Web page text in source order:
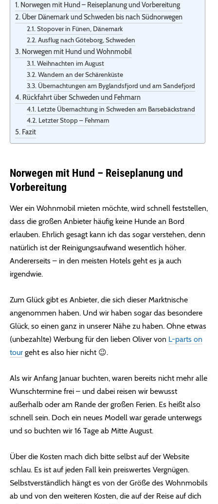
Norwegen mit Hund – Reiseplanung und Vorbereitung
Über Dänemark und Schweden bis nach Südnorwegen
Stopover in Fünen, Dänemark
Ausflug nach Göteborg, Schweden
Norwegen mit Hund und Wohnmobil
Weihnachten im August
Wandern an der Schärenküste
Übernachtungen am Byglandsfjord und am Sandefjord
Rückfahrt über Schweden und Fehmarn
Letzte Übernachtung in Schweden am Barsebäckstrand
Letzter Stopp – Fehmarn
Fazit
Norwegen mit Hund – Reiseplanung und
Vorbereitung
Wer ein Wohnmobil mieten möchte, wird schnell feststellen,
dass die großen Anbieter häufig keine Hunde an Bord
erlauben. Ehrlich gesagt kann ich das sogar verstehen, denn
natürlich ist der Reinigungsaufwand wesentlich höher.
Andererseits – in den meisten Hotels geht es ja auch
irgendwie.
Zum Glück gibt es Anbieter, die sich dieser Marktnische
angenommen haben. Und wir haben sogar das besondere
Glück, so einen ganz in unserer Nähe zu haben. Ohne etwas
(unbezahlte) Werbung für den lieben Oliver von L-parts on
tour geht es also hier nicht 😉.
Als wir Anfang Januar buchten, waren bereits nicht mehr alle
Wunschtermine frei – und dabei reisen wir bewusst
außerhalb oder am Rande der großen Ferien. Es heißt also
schnell sein. Doch ein neues Modell war gerade unterwegs
und so buchten wir 16 Tage ab Mitte August.
Über die Kosten mach dich bitte selbst auf der Website
schlau. Es ist auf jeden Fall kein preiswertes Vergnügen.
Selbstverständlich hängt es von der Größe des Wohnmobils
ab und von den weiteren Kosten, die auf der Reise auf dich